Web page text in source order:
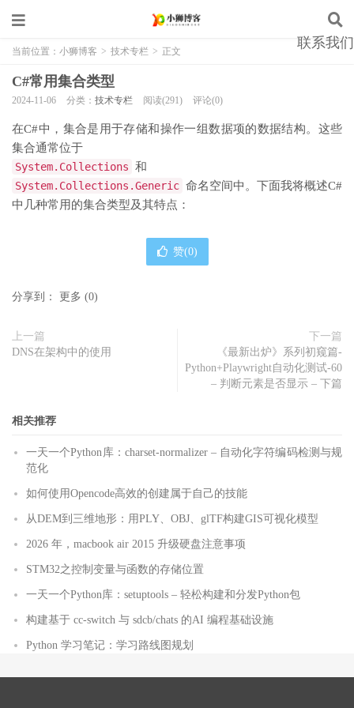
联系我们
当前位置： 小狮博客 > 技术专栏 > 正文
C#常用集合类型
2024-11-06 分类： 技术专栏 阅读(291) 评论(0)
在C#中，集合是用于存储和操作一组数据项的数据结构。这些
集合通常位于
System.Collections 和
System.Collections.Generic 命名空间中。下面我将概述C#
中几种常用的集合类型及其特点：
赞(0)
分享到： 更多 (0)
上一篇
DNS在架构中的使用
下一篇
《最新出炉》系列初窥篇-
Python+Playwright自动化测试-60
– 判断元素是否显示 – 下篇
相关推荐
一天一个Python库：charset-normalizer – 自动化字符编码检测与规
范化
如何使用Opencode高效的创建属于自己的技能
从DEM到三维地形：用PLY、OBJ、glTF构建GIS可视化模型
2026 年，macbook air 2015 升级硬盘注意事项
STM32之控制变量与函数的存储位置
一天一个Python库：setuptools – 轻松构建和分发Python包
构建基于 cc-switch 与 sdcb/chats 的AI 编程基础设施
Python 学习笔记：学习路线图规划